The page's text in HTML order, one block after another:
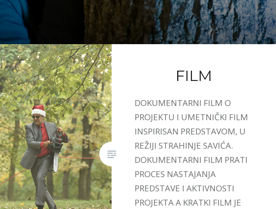
FILM
DOKUMENTARNI FILM O
PROJEKTU I UMETNIČKI FILM
INSPIRISAN PREDSTAVOM, U
REŽIJI STRAHINJE SAVIĆA.
DOKUMENTARNI FILM PRATI
PROCES NASTAJANJA
PREDSTAVE I AKTIVNOSTI
PROJEKTA A KRATKI FILM JE